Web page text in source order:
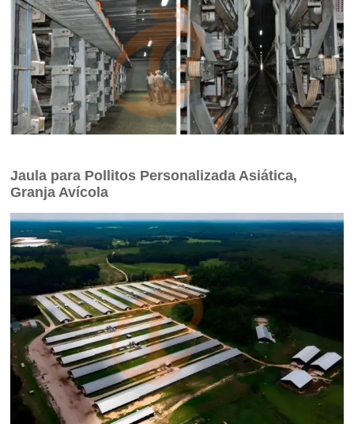
Jaula para Pollitos Personalizada Asiática,
Granja Avícola